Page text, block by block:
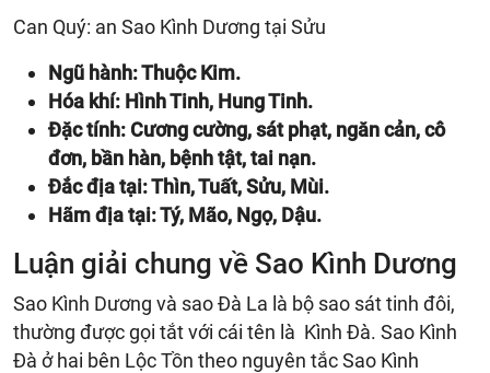
Can Quý: an Sao Kình Dương tại Sửu
Ngũ hành: Thuộc Kim.
Hóa khí: Hình Tinh, Hung Tinh.
Đặc tính: Cương cường, sát phạt, ngăn cản, cô
đơn, bần hàn, bệnh tật, tai nạn.
Đắc địa tại: Thìn, Tuất, Sửu, Mùi.
Hãm địa tại: Tý, Mão, Ngọ, Dậu.
Luận giải chung về Sao Kình Dương
Sao Kình Dương và sao Đà La là bộ sao sát tinh đôi,
thường được gọi tắt với cái tên là Kình Đà. Sao Kình
Đà ở hai bên Lộc Tồn theo nguyên tắc Sao Kình